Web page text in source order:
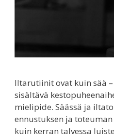
Iltarutiinit ovat kuin sää
sisältävä
mielipide. Säässä ja
ennustuksen ja
kuin kerran talvessa